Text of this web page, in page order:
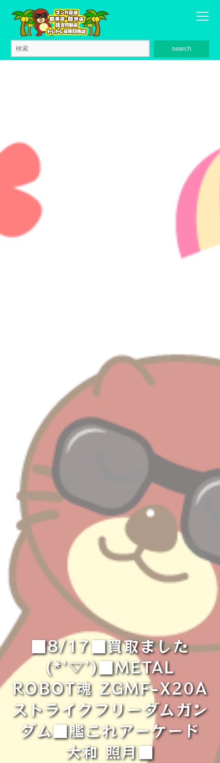
search
■8/17■買取ました
(*’▽’)■METAL
ROBOT魂 ZGMF-X20A
ストライクフリーダムガン
ダム■艦これアーケード
大和 照月■